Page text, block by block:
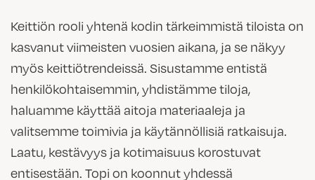
Keittiön rooli yhtenä kodin tärkeimmistä tiloista on
kasvanut viimeisten vuosien aikana, ja se näkyy
myös keittiötrendeissä. Sisustamme entistä
henkilökohtaisemmin, yhdistämme tiloja,
haluamme käyttää aitoja materiaaleja ja
valitsemme toimivia ja käytännöllisiä ratkaisuja.
Laatu, kestävyys ja kotimaisuus korostuvat
entisestään. Topi on koonnut yhdessä